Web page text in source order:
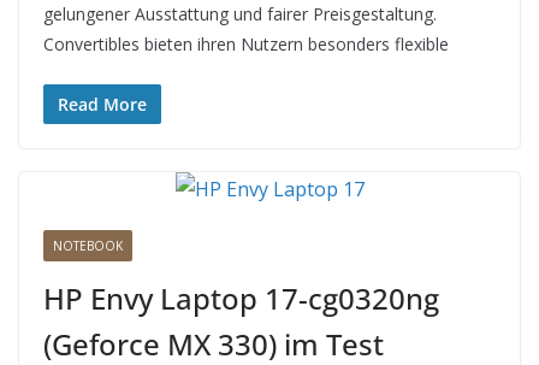
gelungener Ausstattung und fairer Preisgestaltung.
Convertibles bieten ihren Nutzern besonders flexible
Read More
NOTEBOOK
HP Envy Laptop 17-cg0320ng
(Geforce MX 330) im Test